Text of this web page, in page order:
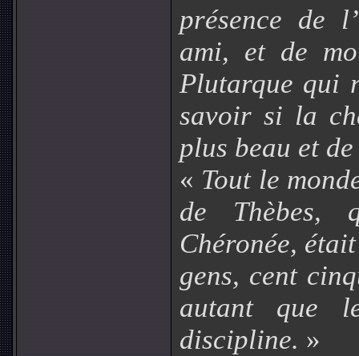
présence de
ami, et de
Plutarque qui
savoir si la
plus beau et
« Tout le
de
Chéronée,
gens, cent
autant que
discipline. »